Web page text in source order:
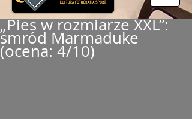
„Pies w rozmiarze XXL”:
smród Marmaduke
(ocena: 4/10)